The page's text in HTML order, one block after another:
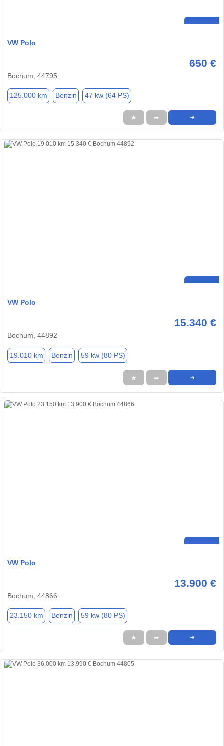
VW Polo
650 €
Bochum, 44795
125.000 km Benzin 47 kw (64 PS)
★ ➦ ➜
VW Polo
15.340 €
Bochum, 44892
19.010 km Benzin 59 kw (80 PS)
★ ➦ ➜
VW Polo
13.900 €
Bochum, 44866
23.150 km Benzin 59 kw (80 PS)
★ ➦ ➜